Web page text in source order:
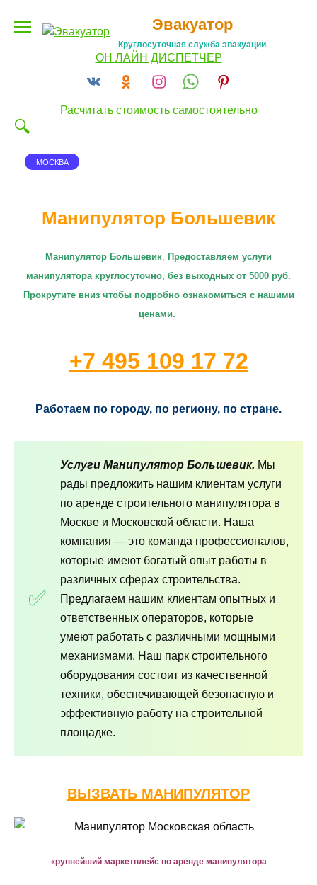
Эвакуатор
Круглосуточная служба эвакуации
ОН ЛАЙН ДИСПЕТЧЕР
Расчитать стоимость самостоятельно
МОСКВА
Манипулятор Большевик
Манипулятор Большевик Предоставляем услуги
манипулятора круглосуточно, без выходных от 5000 руб.
Прокрутите вниз чтобы подробно ознакомиться с нашими
ценами.
+7 495 109 17 72
Работаем по городу, по региону, по стране.
Услуги Манипулятор Большевик. Мы
рады предложить нашим клиентам услуги
по аренде строительного манипулятора в
Москве и Московской области. Наша
компания — это команда профессионалов,
которые имеют богатый опыт работы в
различных сферах строительства.
Предлагаем нашим клиентам опытных и
ответственных операторов, которые
умеют работать с различными мощными
механизмами. Наш парк строительного
оборудования состоит из качественной
техники, обеспечивающей безопасную и
эффективную работу на строительной
площадке.
ВЫЗВАТЬ МАНИПУЛЯТОР
крупнейший маркетплейс по аренде манипулятора